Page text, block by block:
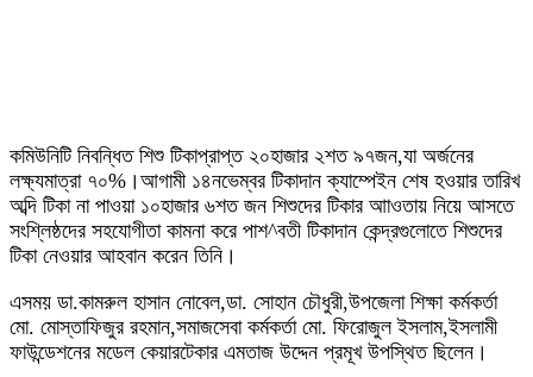
কমিউনিটি নিবন্ধিত শিশু টিকাপ্রাপ্ত ২০হাজার ২শত ৯৭জন,যা অর্জনের
লক্ষ্যমাত্রা ৭০%।আগামী ১৪নভেম্বর টিকাদান ক্যাম্পেইন শেষ হওয়ার তারিখ
অব্দি টিকা না পাওয়া ১০হাজার ৬শত জন শিশুদের টিকার আাওতায় নিয়ে আসতে
সংশ্লিষ্ঠদের সহযোগীতা কামনা করে পাশ^বতী টিকাদান কেন্দ্রগুলোতে শিশুদের
টিকা নেওয়ার আহবান করেন তিনি।
এসময় ডা.কামরুল হাসান নোবেল,ডা. সোহান চৌধুরী,উপজেলা শিক্ষা কর্মকর্তা
মো. মোস্তাফিজুর রহমান,সমাজসেবা কর্মকর্তা মো. ফিরোজুল ইসলাম,ইসলামী
ফাউন্ডেশনের মডেল কেয়ারটেকার এমতাজ উদ্দেন প্রমূখ উপস্থিত ছিলেন।